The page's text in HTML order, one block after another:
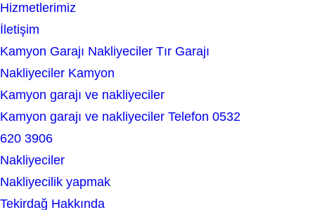
Hizmetlerimiz
İletişim
Kamyon Garajı Nakliyeciler Tır Garajı
Nakliyeciler Kamyon
Kamyon garajı ve nakliyeciler
Kamyon garajı ve nakliyeciler Telefon 0532
620 3906
Nakliyeciler
Nakliyecilik yapmak
Tekirdağ Hakkında